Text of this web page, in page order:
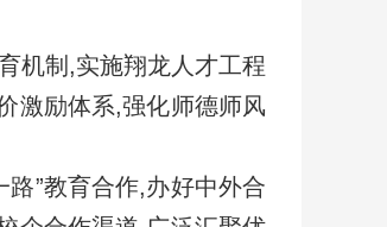
机制,实施翔龙人才工程
激励体系,强化师德师风
路”教育合作,办好中外合